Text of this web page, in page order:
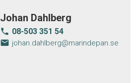
Johan Dahlberg
local_phone 08-503 351 54
email johan.dahlberg@marindepan.se